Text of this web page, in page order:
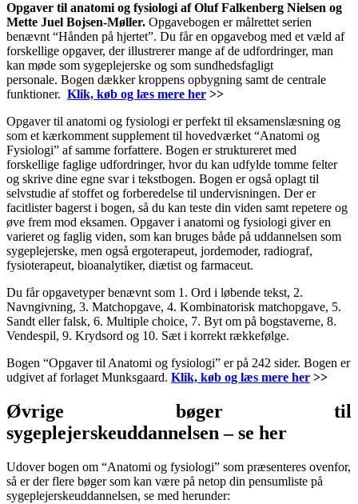
Opgaver til anatomi og fysiologi af Oluf Falkenberg Nielsen og
Mette Juel Bojsen-Møller. Opgavebogen er målrettet serien
benævnt “Hånden på hjertet”. Du får en opgavebog med et væld af
forskellige opgaver, der illustrerer mange af de udfordringer, man
kan møde som sygeplejerske og som sundhedsfagligt
personale. Bogen dækker kroppens opbygning samt de centrale
funktioner. Klik, køb og læs mere her >>
Opgaver til anatomi og fysiologi er perfekt til eksamenslæsning og
som et kærkomment supplement til hovedværket “Anatomi og
Fysiologi” af samme forfattere. Bogen er struktureret med
forskellige faglige udfordringer, hvor du kan udfylde tomme felter
og skrive dine egne svar i tekstbogen. Bogen er også oplagt til
selvstudie af stoffet og forberedelse til undervisningen. Der er
facitlister bagerst i bogen, så du kan teste din viden samt repetere og
øve frem mod eksamen. Opgaver i anatomi og fysiologi giver en
varieret og faglig viden, som kan bruges både på uddannelsen som
sygeplejerske, men også ergoterapeut, jordemoder, radiograf,
fysioterapeut, bioanalytiker, diætist og farmaceut.
Du får opgavetyper benævnt som 1. Ord i løbende tekst, 2.
Navngivning, 3. Matchopgave, 4. Kombinatorisk matchopgave, 5.
Sandt eller falsk, 6. Multiple choice, 7. Byt om på bogstaverne, 8.
Vendespil, 9. Krydsord og 10. Sæt i korrekt rækkefølge.
Bogen “Opgaver til Anatomi og fysiologi” er på 242 sider. Bogen er
udgivet af forlaget Munksgaard. Klik, køb og læs mere her >>
Øvrige bøger til
sygeplejerskeuddannelsen – se her
Udover bogen om “Anatomi og fysiologi” som præsenteres ovenfor,
så er der flere bøger som kan være på netop din pensumliste på
sygeplejerskeuddannelsen, se med herunder: